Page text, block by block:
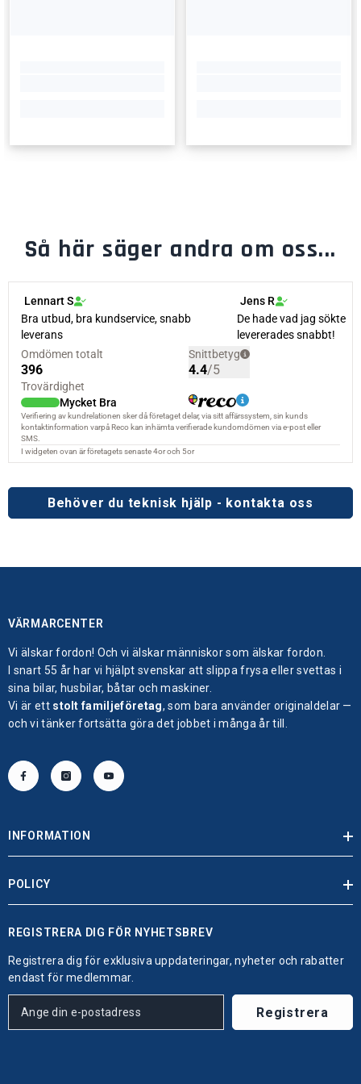
Så här säger andra om oss...
Behöver du teknisk hjälp - kontakta oss
VÄRMARCENTER
Vi älskar fordon! Och vi älskar människor som älskar fordon.
I snart 55 år har vi hjälpt svenskar att slippa frysa eller svettas i
sina bilar, husbilar, båtar och maskiner.
Vi är ett stolt familjeföretag, som bara använder originaldelar —
och vi tänker fortsätta göra det jobbet i många år till.
INFORMATION
POLICY
REGISTRERA DIG FÖR NYHETSBREV
Registrera dig för exklusiva uppdateringar, nyheter och rabatter
endast för medlemmar.
Registrera